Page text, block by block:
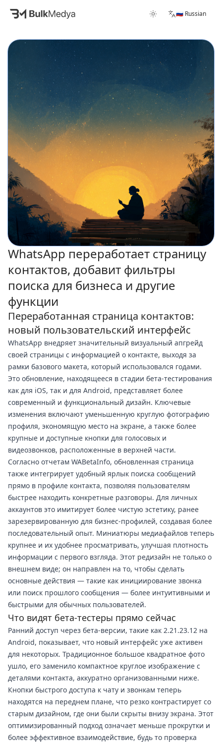
🇷🇺 Russian
WhatsApp переработает страницу
контактов, добавит фильтры
поиска для бизнеса и другие
функции
Переработанная страница контактов:
новый пользовательский интерфейс
WhatsApp внедряет значительный визуальный апгрейд
своей страницы с информацией о контакте, выходя за
рамки базового макета, который использовался годами.
Это обновление, находящееся в стадии бета-тестирования
как для iOS, так и для Android, представляет более
современный и функциональный дизайн. Ключевые
изменения включают уменьшенную круглую фотографию
профиля, экономящую место на экране, а также более
крупные и доступные кнопки для голосовых и
видеозвонков, расположенные в верхней части.
Согласно отчетам WABetaInfo, обновленная страница
также интегрирует удобный ярлык поиска сообщений
прямо в профиле контакта, позволяя пользователям
быстрее находить конкретные разговоры. Для личных
аккаунтов это имитирует более чистую эстетику, ранее
зарезервированную для бизнес-профилей, создавая более
последовательный опыт. Миниатюры медиафайлов теперь
крупнее и их удобнее просматривать, улучшая плотность
информации с первого взгляда. Этот редизайн не только о
внешнем виде; он направлен на то, чтобы сделать
основные действия — такие как инициирование звонка
или поиск прошлого сообщения — более интуитивными и
быстрыми для обычных пользователей.
Что видят бета-тестеры прямо сейчас
Ранний доступ через бета-версии, такие как 2.21.23.12 на
Android, показывает, что новый интерфейс уже активен
для некоторых. Традиционное большое квадратное фото
ушло, его заменило компактное круглое изображение с
деталями контакта, аккуратно организованными ниже.
Кнопки быстрого доступа к чату и звонкам теперь
находятся на переднем плане, что резко контрастирует со
старым дизайном, где они были скрыты внизу экрана. Этот
оптимизированный подход означает меньше прокрутки и
более эффективное взаимодействие, будь то проверка